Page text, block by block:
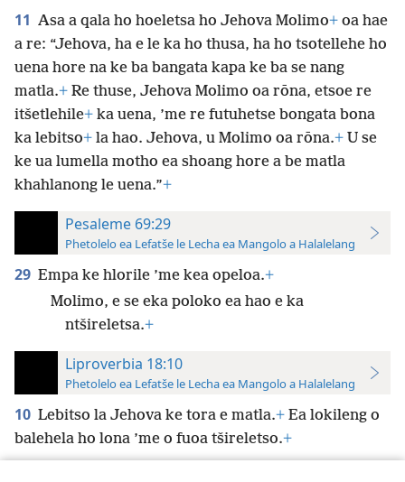
11 Asa a qala ho hoeletsa ho Jehova Molimo+ oa hae
a re: “Jehova, ha e le ka ho thusa, ha ho tsotellehe ho
uena hore na ke ba bangata kapa ke ba se nang
matla.+ Re thuse, Jehova Molimo oa rōna, etsoe re
itšetlehile+ ka uena, ’me re futuhetse bongata bona
ka lebitso+ la hao. Jehova, u Molimo oa rōna.+ U se
ke ua lumella motho ea shoang hore a be matla
khahlanong le uena.”+
Pesaleme 69:29
Phetolelo ea Lefatše le Lecha ea Mangolo a Halalelang
29 Empa ke hlorile ’me kea opeloa.+
Molimo, e se eka poloko ea hao e ka
ntšireletsa.+
Liproverbia 18:10
Phetolelo ea Lefatše le Lecha ea Mangolo a Halalelang
10 Lebitso la Jehova ke tora e matla.+ Ea lokileng o
balehela ho lona ’me o fuoa tšireletso.+